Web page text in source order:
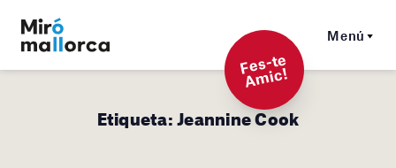
Menú
F
es-t
e
A
mi
c!
Etiqueta:Jeannine Cook